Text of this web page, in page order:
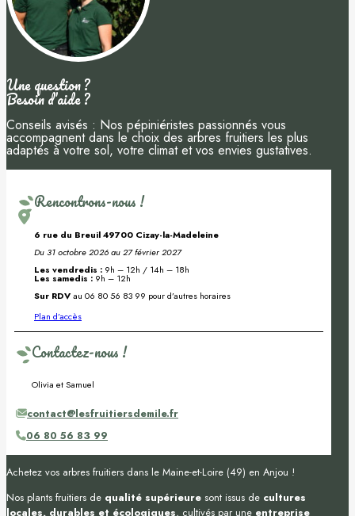
Une question ?
Besoin d’aide ?
Conseils avisés : Nos pépiniéristes passionnés vous
accompagnent dans le choix des arbres fruitiers les plus
adaptés à votre sol, votre climat et vos envies gustatives.
Rencontrons-nous !
6 rue du Breuil 49700 Cizay-la-Madeleine
Du 31 octobre 2026 au 27 février 2027
Les vendredis : 9h – 12h / 14h – 18h
Les samedis : 9h – 12h
Sur RDVau 06 80 56 83 99 pour d’autres horaires
Plan d’accès
Contactez-nous !
Olivia et Samuel
contact@lesfruitiersdemile.fr
06 80 56 83 99
Achetez vos arbres fruitiers dans le Maine-et-Loire (49) en Anjou !
Nos plants fruitiers de qualité supérieure sont issus de cultures
locales, durables et écologiques, cultivés par une entreprise